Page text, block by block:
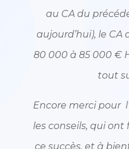
au CA du
aujourd’hui), le CA
80 000 à 85 000 €
tout
Encore merci pour
les conseils, qui
ce succès, et à